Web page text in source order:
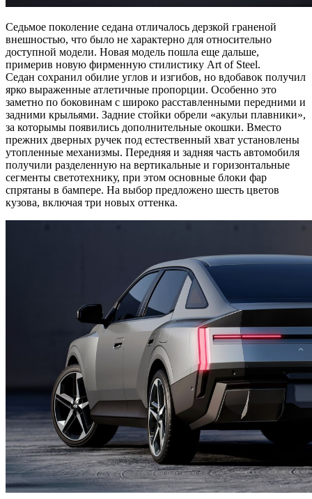
Седьмое поколение седана отличалось дерзкой граненой
внешностью, что было не характерно для относительно
доступной модели. Новая модель пошла еще дальше,
примерив новую фирменную стилистику Art of Steel.
Седан сохранил обилие углов и изгибов, но вдобавок получил
ярко выраженные атлетичные пропорции. Особенно это
заметно по боковинам с широко расставленными передними и
задними крыльями. Задние стойки обрели «акульи плавники»,
за которымы появились дополнительные окошки. Вместо
прежних дверных ручек под естественный хват установлены
утопленные механизмы. Передняя и задняя часть автомобиля
получили разделенную на вертикальные и горизонтальные
сегменты светотехнику, при этом основные блоки фар
спрятаны в бампере. На выбор предложено шесть цветов
кузова, включая три новых оттенка.